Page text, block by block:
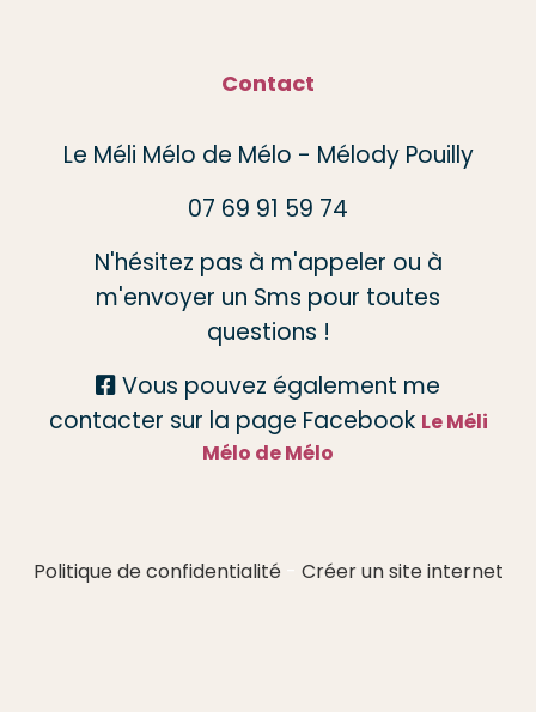
Contact
Le Méli Mélo de Mélo - Mélody Pouilly
07 69 91 59 74
N'hésitez pas à m'appeler ou à
m'envoyer un Sms pour toutes
questions !
 Vous pouvez également me
contacter sur la page Facebook Le Méli
Mélo de Mélo
Politique de confidentialité Créer un site internet